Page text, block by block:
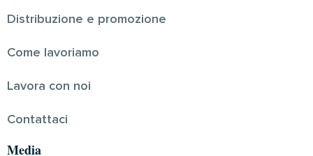
Distribuzione e promozione
Come lavoriamo
Lavora con noi
Contattaci
Media